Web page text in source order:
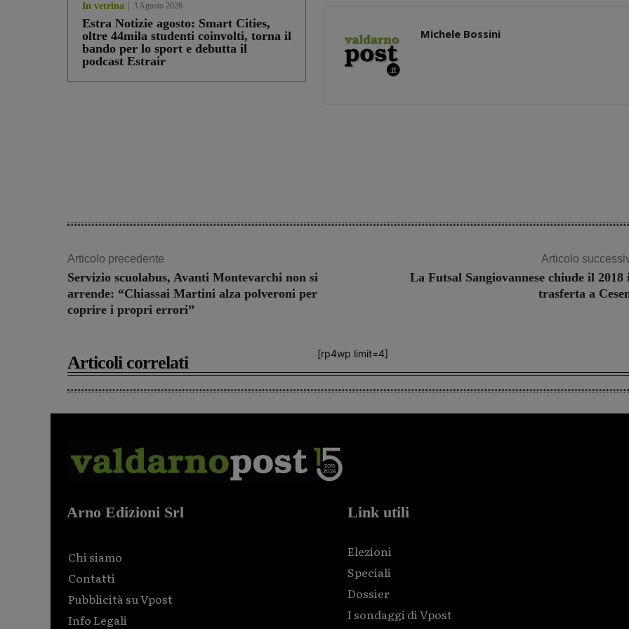
In vetrina 3 Agosto 2026
Estra Notizie agosto: Smart Cities,
oltre 44mila studenti coinvolti, torna il
bando per lo sport e debutta il
podcast Estrair
Michele Bossini
Articolo precedente
Servizio scuolabus, Avanti Montevarchi non si
arrende: “Chiassai Martini alza polveroni per
coprire i propri errori”
Articolo
La Futsal Sangiovannese chiude il 2018
trasferta a
[rp4wp limit=4]
Articoli correlati
Arno Edizioni Srl
Chi siamo
Contatti
Pubblicità su Vpost
Info Legali
Link utili
Elezioni
Speciali
Dossier
I sondaggi di Vpost